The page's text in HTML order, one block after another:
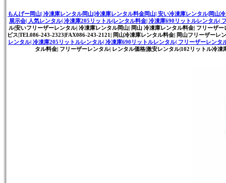
もんげー岡山| 冷凍庫レンタル岡山|冷凍庫レンタル料金岡山| 安い冷凍庫レンタル|岡
展示会| 人気レンタル| 冷凍庫205リットル|レンタル料金| 冷凍庫690リットルレンタ
ル|安いフリーザーレンタル| 冷凍庫レンタル岡山| 岡山 冷凍庫レンタル料金| フリーザ
ビス|TEL086-243-2323|FAX086-243-2121| 岡山冷凍庫レンタル料金| 岡山フリーザーレ
レンタル| 冷凍庫205リットルレンタル| 冷凍庫690リットルレンタル| フリーザーレンタ
タル料金| フリーザーレンタル| レンタル価格|激安レンタル|102リットル冷